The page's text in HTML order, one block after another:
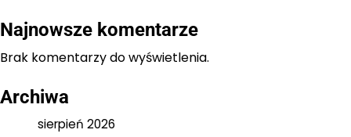
Najnowsze komentarze
Brak komentarzy do wyświetlenia.
Archiwa
sierpień 2026